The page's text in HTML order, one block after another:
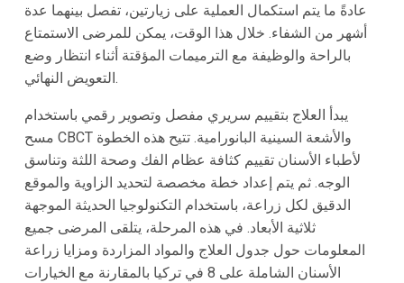
عادةً ما يتم استكمال العملية على زيارتين، تفصل بينهما عدة
أشهر من الشفاء. خلال هذا الوقت، يمكن للمرضى الاستمتاع
بالراحة والوظيفة مع الترميمات المؤقتة أثناء انتظار وضع
التعويض النهائي.
يبدأ العلاج بتقييم سريري مفصل وتصوير رقمي باستخدام
مسح CBCT والأشعة السينية البانورامية. تتيح هذه الخطوة
لأطباء الأسنان تقييم كثافة عظام الفك وصحة اللثة وتناسق
الوجه. ثم يتم إعداد خطة مخصصة لتحديد الزاوية والموقع
الدقيق لكل زراعة، باستخدام التكنولوجيا الحديثة الموجهة
ثلاثية الأبعاد. في هذه المرحلة، يتلقى المرضى جميع
المعلومات حول جدول العلاج والمواد المزاردة ومزايا زراعة
الأسنان الشاملة على 8 في تركيا بالمقارنة مع الخيارات